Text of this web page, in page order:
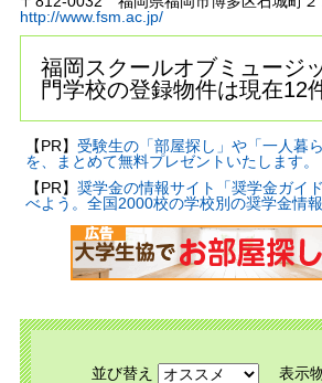
http://www.fsm.ac.jp/
福岡スクールオブミュージ
門学校の登録物件は現在12
【PR】 受験生の「部屋探し」や「一人暮
を、まとめて無料プレゼントいたします。
【PR】 奨学金の情報サイト「奨学金ガイ
べよう。全国2000校の学校別の奨学金情報
並び替え 表示